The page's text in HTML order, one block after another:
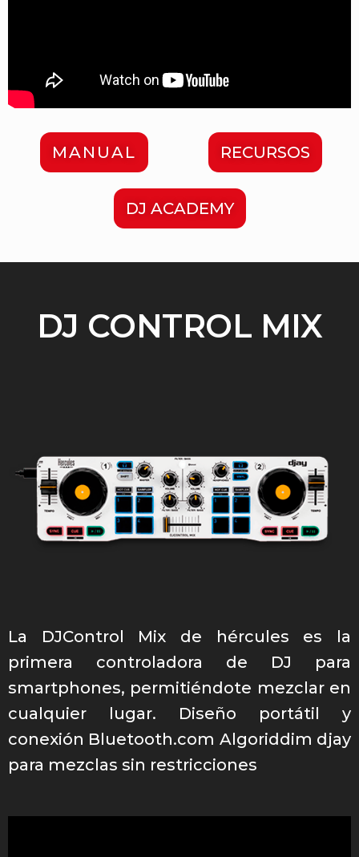
MANUAL RECURSOS
DJ ACADEMY
DJ CONTROL MIX
La DJControl Mix de hércules es la
primera controladora de DJ para
smartphones, permitiéndote mezclar en
cualquier lugar. Diseño portátil y
conexión Bluetooth.com Algoriddim djay
para mezclas sin restricciones